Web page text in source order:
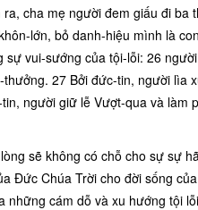
cha mẹ người đem giấu đi
lớn, bỏ danh-hiệu mình là
sự vui-sướng của tội-lỗi: 26
27 Bởi đức-tin, người lìa
người giữ lễ Vượt-qua và làm
sẽ không có chỗ cho sự sự
Đức Chúa Trời cho đời sống
những cám dỗ và xu hướng tội